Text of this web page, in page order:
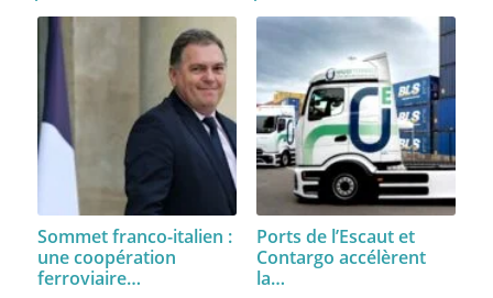
Sommet franco-italien :
une coopération
ferroviaire…
Ports de l’Escaut et
Contargo accélèrent
la…